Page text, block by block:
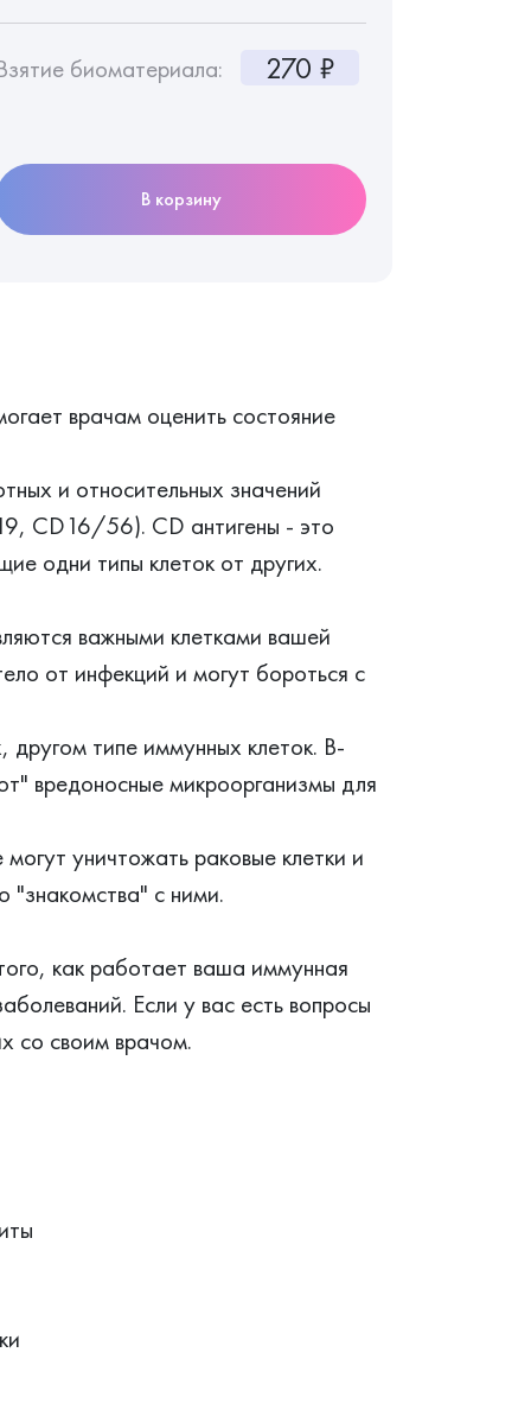
биоматериала: 270 ₽
В корзину
врачам оценить состояние
и относительных значений
CD16/56). CD антигены - это
одни типы клеток от других.
важными клетками вашей
от инфекций и могут бороться с
типе иммунных клеток. В-
вредоносные микроорганизмы для
уничтожать раковые клетки и
"знакомства" с ними.
как работает ваша иммунная
Если у вас есть вопросы
со своим врачом.